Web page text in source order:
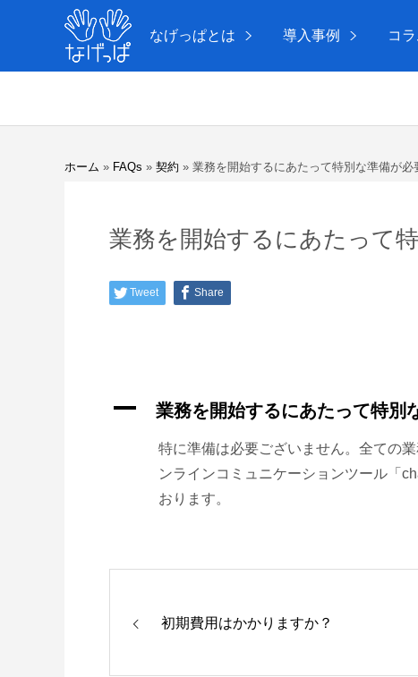
なげっぱとは 導入事例 コ
ホーム » FAQs » 契約 » 業務を開始するにあたって特別な準備が必
業務を開始するにあたって
Tweet Share
A 業務を開始するにあたって特別
特に準備は必要ございません。全ての
ンラインコミュニケーションツール「
おります。
初期費用はかかりますか？